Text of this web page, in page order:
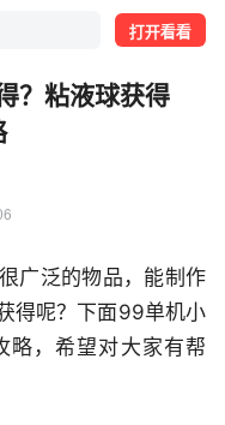
打开看看
？粘液球获得
广泛的物品，能制作
得呢？下面99单机小
略，希望对大家有帮